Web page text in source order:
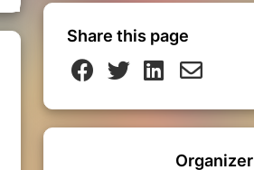
Share this page
Organizer